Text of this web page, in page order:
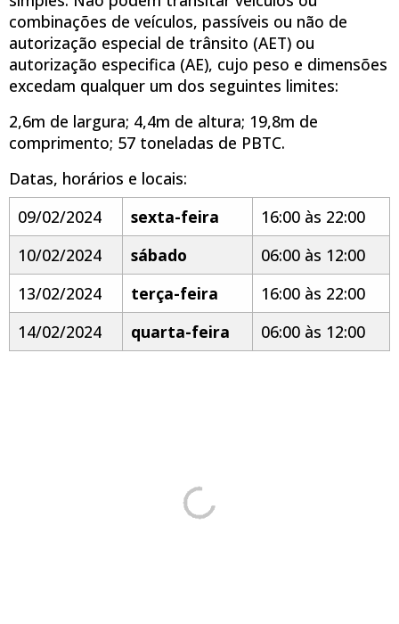
combinações de veículos, passíveis ou não de
autorização especial de trânsito (AET) ou
autorização especifica (AE), cujo peso e dimensões
excedam qualquer um dos seguintes limites:
2,6m de largura; 4,4m de altura; 19,8m de
comprimento; 57 toneladas de PBTC.
Datas, horários e locais:
09/02/2024
sexta-feira
16:00 às 22:00
10/02/2024
sábado
06:00 às 12:00
13/02/2024
terça-feira
16:00 às 22:00
14/02/2024
quarta-feira 06:00 às 12:00